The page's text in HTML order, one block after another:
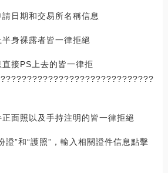
日期和交易所名稱信息
身裸露者皆一律拒絕
接PS上去的皆一律拒
面照以及手持注明的皆一律拒絕
證”和“護照”，輸入相關證件信息點擊